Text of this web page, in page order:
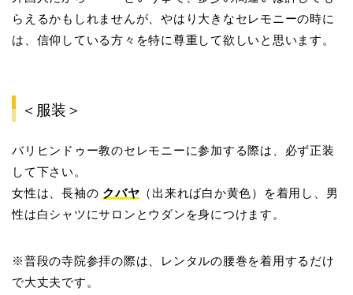
らえるかもしれませんが、やはり大きなセレモニーの時に
は、信仰している方々を特に尊重して欲しいと思います。
＜服装＞
バリヒンドゥー教のセレモニーに参加する際は、必ず正装
して下さい。
女性は、長袖の クバヤ （出来れば白か黄色）を着用し、男
性は白シャツにサロンとウダンを身につけます。
※普段の寺院参拝の際は、レンタルの腰巻を着用するだけ
で大丈夫です。